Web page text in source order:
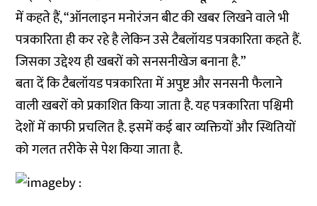
में कहते हैं, “ऑनलाइन मनोरंजन बीट की खबर लिखने वाले भी
पत्रकारिता ही कर रहे है लेकिन उसे टैबलॉयड पत्रकारिता कहते हैं.
जिसका उद्देश्य ही खबरों को सनसनीखेज बनाना है.”
बता दें कि टैबलॉयड पत्रकारिता में अपुष्ट और सनसनी फैलाने
वाली खबरों को प्रकाशित किया जाता है. यह पत्रकारिता पश्चिमी
देशों में काफी प्रचलित है. इसमें कई बार व्यक्तियों और स्थितियों
को गलत तरीके से पेश किया जाता है.